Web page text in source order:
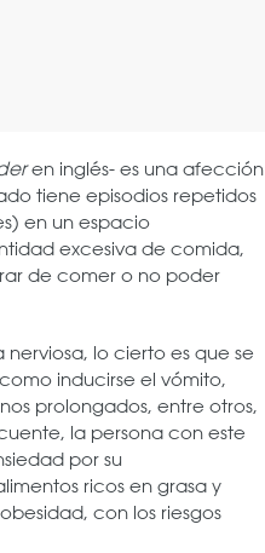
en inglés- es una afección
tiene episodios repetidos
en un espacio
excesiva de comida,
de comer o no poder
lo cierto es que se
como inducirse el vómito,
prolongados, entre otros,
la persona con este
por su
ricos en grasa y
con los riesgos